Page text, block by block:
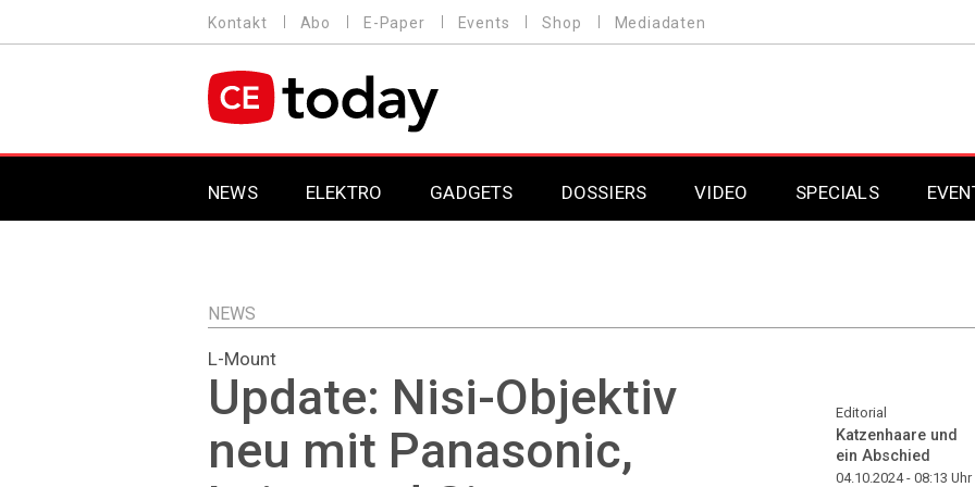
zum
MENU
Kontakt Abo E-Paper Events Shop Mediadaten
MAIN NAVIGATION
NEWS ELEKTRO GADGETS DOSSIERS
DAB+
VIDEO SPECIALS
Professional AV &
Professional AV &
NEWS
L-Mount
Update: Nisi-Objektiv
neu mit Panasonic,
Editorial
Katzenhaare und
ein Abschied
04.10.2024 - 08:13 Uhr